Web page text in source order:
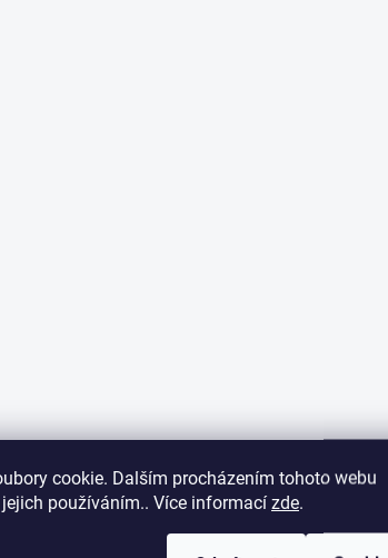
cookie. Dalším procházením tohoto webu
používáním.. Více informací zde.